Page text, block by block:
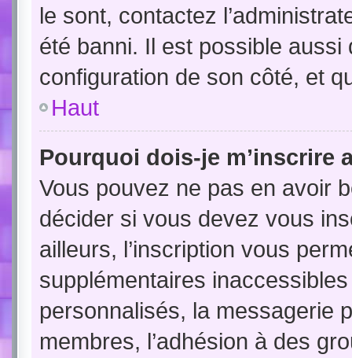
le sont, contactez
été banni. Il est possible aussi
configuration de son côté, et
Haut
Pourquoi dois-je m’inscrire
Vous pouvez ne pas en avoir
décider si vous devez vous
ailleurs, l’inscription vous
supplémentaires
personnalisés, la messagerie
membres, l’adhésion à des